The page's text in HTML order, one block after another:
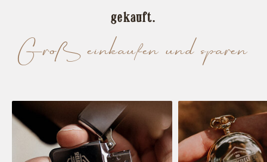
Groß einkaufen und sparen
gekauft.